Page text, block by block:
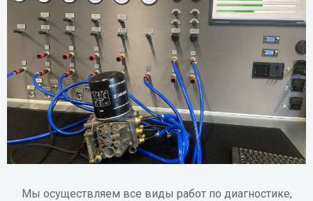
Мы осуществляем все виды работ по диагностике,